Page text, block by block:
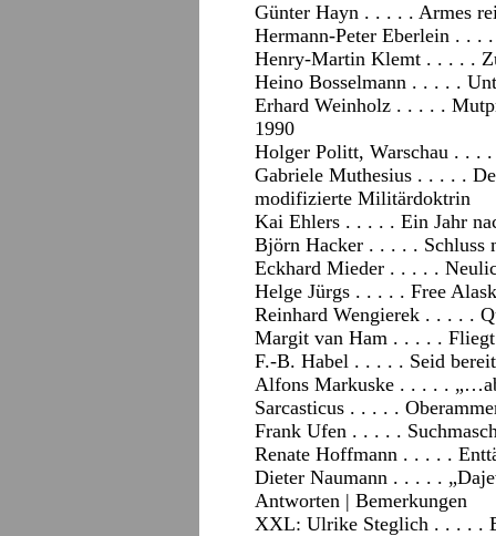
Günter Hayn . . . . . Armes
Hermann-Peter Eberlein . . .
Henry-Martin Klemt . . . . .
Heino Bosselmann . . . . .
Erhard Weinholz . . . . .
1990
Holger Politt, Warschau . . .
Gabriele Muthesius . . . . .
modifizierte Militärdoktrin
Kai Ehlers . . . . . Ein Jahr
Björn Hacker . . . . . Schluss
Eckhard Mieder . . . . .
Helge Jürgs . . . . . Free
Reinhard Wengierek . . . . .
Margit van Ham . . . . .
F.-B. Habel . . . . . Seid
Alfons Markuske . . . . .
Sarcasticus . . . . .
Frank Ufen . . . . .
Renate Hoffmann . . . . .
Dieter Naumann . . . . .
Antworten | Bemerkungen
XXL: Ulrike Steglich . . . . .